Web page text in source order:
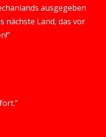
ausgegeben
nächste Land, das vor